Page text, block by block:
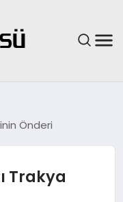
Önderi
Trakya